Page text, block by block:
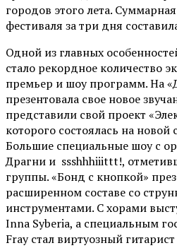
городов этого лета.
фестиваля за три дня
Одной из главных
стало рекордное количество
премьер и шоу программ. На
презентовала свое новое
представили свой проект
которого состоялась на
Большие специальные шоу с
Драгни и ssshhhiiittt!,
группы. «Бонд с кнопкой»
расширенном составе со
инструментами. С хорами
Inna Syberia, а специальным
Fray стал виртуозный